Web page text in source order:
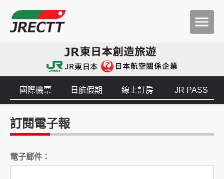
國際機票 日航假期 線上訂房 JR PASS
訂閱電子報
電子郵件：